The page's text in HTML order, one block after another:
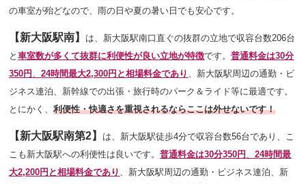
の車室が殆どなので、雨の日や夏の暑い日でも安心です。
【新大阪駅南】
は、新大阪駅南口直ぐの抜群の立地で収容台数206台
と車室数が多くて抜群に利便性が良い立地が特徴です。普通料金は30分
350円 、24時間最大2,300円と相場料金であり 、新大阪駅周辺の通勤・ビ
ジネス連泊、新幹線での出張・旅行時のパーク＆ライド等に最適です。
とにかく、利便性・快適さを重視されるならここは外せないです！
【新大阪駅南第2】
は、新大阪駅徒歩4分で収容台数56台であり、こ
こも新大阪駅への利便性は良いです。普通料金は30分350円 、24時間最
大2,200円と相場料金であり 、新大阪駅周辺の通勤・ビジネス連泊、新